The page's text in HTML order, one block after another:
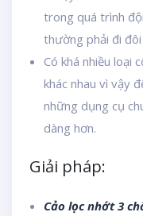
trong quá trình
thường phải đi
Có khá nhiều loại
khác nhau vì vậy
những dụng cụ
dàng hơn.
Giải pháp:
Cảo lọc nhớt 3